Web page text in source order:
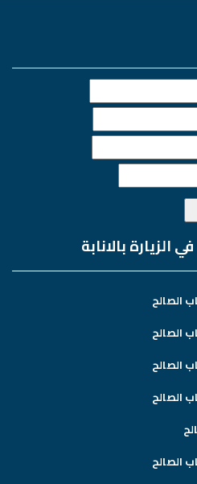
بالانابة
الصالح
الصالح
الصالح
الصالح
الصالح